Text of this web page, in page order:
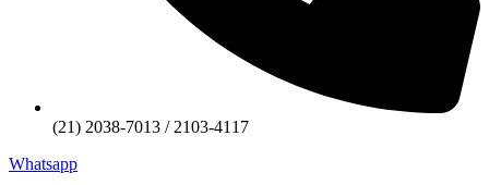
(21) 2038-7013 / 2103-4117
Whatsapp